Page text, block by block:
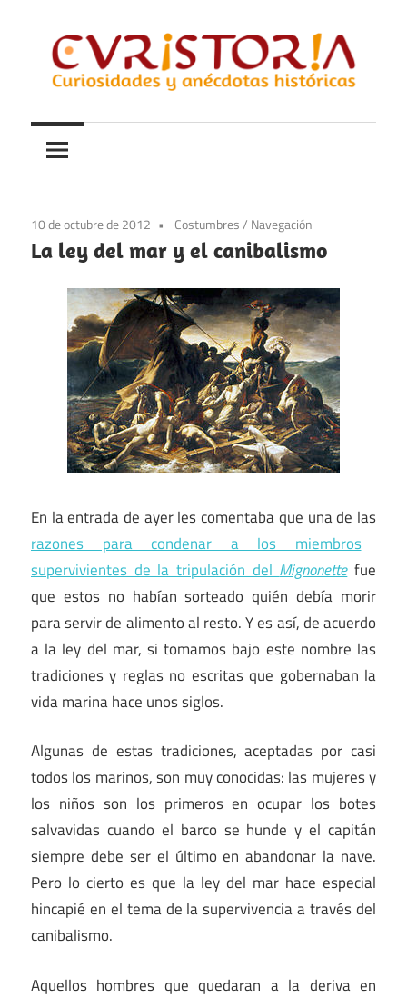
contenido
Curistoria
y
anécdotas
historia
10 de octubre de 2012 Costumbres/ Navegación
La ley del mar y el canibalismo
En la entrada de ayer les comentaba que una de las
razones para condenar a los miembros
supervivientes de la tripulación del Mignonettefue
que estos no habían sorteado quién debía morir
para servir de alimento al resto. Y es así, de acuerdo
a la ley del mar, si tomamos bajo este nombre las
tradiciones y reglas no escritas que gobernaban la
vida marina hace unos siglos.
Algunas de estas tradiciones, aceptadas por casi
todos los marinos, son muy conocidas: las mujeres y
los niños son los primeros en ocupar los botes
salvavidas cuando el barco se hunde y el capitán
siempre debe ser el último en abandonar la nave.
Pero lo cierto es que la ley del mar hace especial
hincapié en el tema de la supervivencia a través del
canibalismo.
Aquellos hombres que quedaran a la deriva en